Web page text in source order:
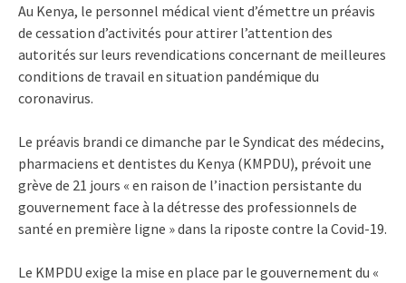
Au Kenya, le personnel médical vient d’émettre un préavis
de cessation d’activités pour attirer l’attention des
autorités sur leurs revendications concernant de meilleures
conditions de travail en situation pandémique du
coronavirus.
Le préavis brandi ce dimanche par le Syndicat des médecins,
pharmaciens et dentistes du Kenya (KMPDU), prévoit une
grève de 21 jours « en raison de l’inaction persistante du
gouvernement face à la détresse des professionnels de
santé en première ligne » dans la riposte contre la Covid-19.
Le KMPDU exige la mise en place par le gouvernement du «